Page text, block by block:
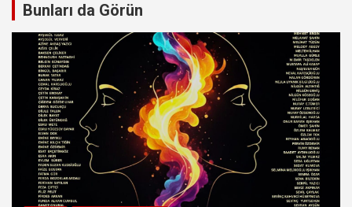
Bunları da Görün